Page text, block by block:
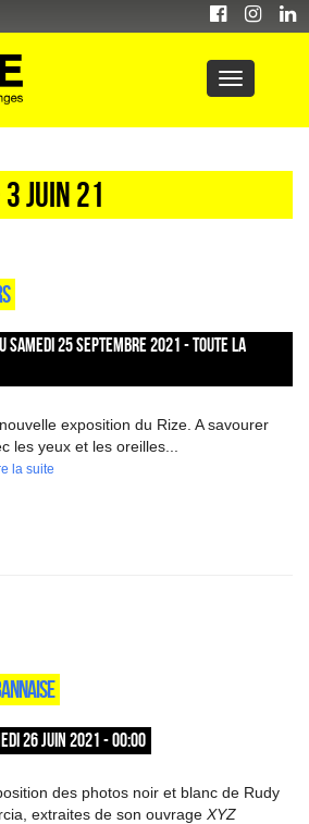
Juin 21
SAMEDI 25 SEPTEMBRE 2021 - TOUTE LA
exposition du Rize. A savourer
les yeux et les oreilles...
la suite
26 JUIN 2021 - 00:00
des photos noir et blanc de Rudy
extraites de son ouvrage XYZ